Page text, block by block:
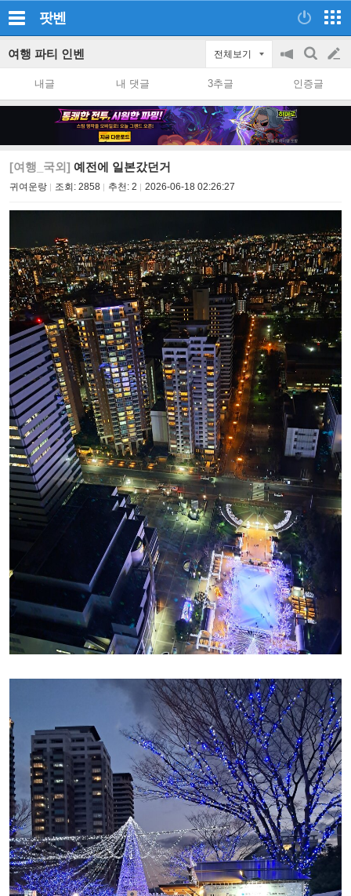
팟벤
여행 파티 인벤 전체보기
공
on/off
검
색
글
쓰
내글 내 댓글 3추글 인증글
[여행_국외] 예전에 일본갔던거
귀여운랑 조회: 2858 추천: 2 2026-06-18 02:26:27